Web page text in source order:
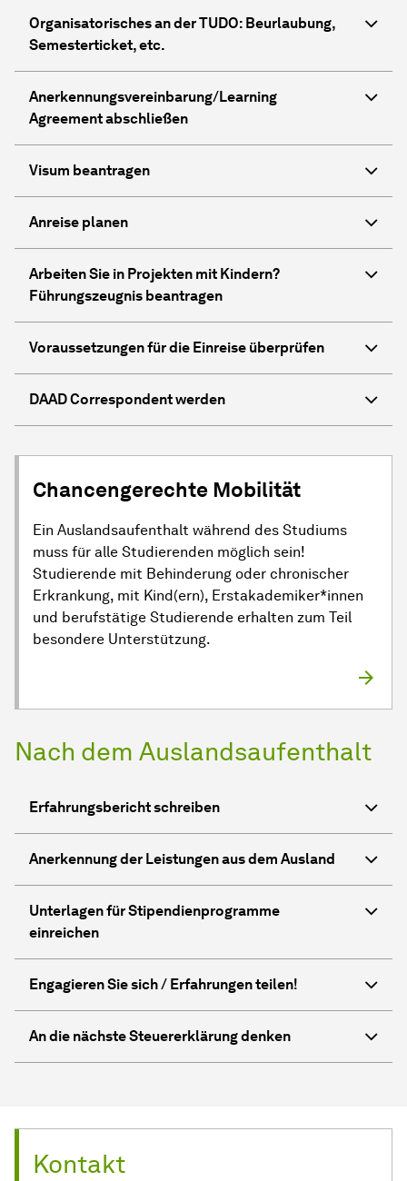
Organisatorisches an der TUDO: Beurlaubung,
Semesterticket, etc.
Anerkennungsvereinbarung/Learning
Agreement abschließen
Visum beantragen
Anreise planen
Arbeiten Sie in Projekten mit Kindern?
Führungszeugnis beantragen
Voraussetzungen für die Einreise überprüfen
DAAD Correspondent werden
Chancengerechte Mobilität
Ein Auslandsaufenthalt während des Studiums
muss für alle Studierenden möglich sein!
Studierende mit Behinderung oder chronischer
Erkrankung, mit Kind(ern), Erstakademiker*innen
und berufstätige Studierende erhalten zum Teil
besondere Unterstützung.
Nach dem Auslandsaufenthalt
Erfahrungsbericht schreiben
Anerkennung der Leistungen aus dem Ausland
Unterlagen für Stipendienprogramme
einreichen
Engagieren Sie sich / Erfahrungen teilen!
An die nächste Steuererklärung denken
Kontakt